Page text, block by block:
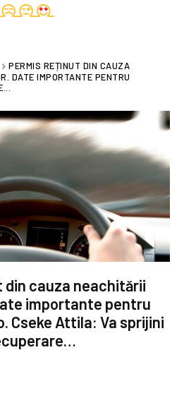
PERMIS REȚINUT DIN CAUZA
DATE IMPORTANTE PENTRU
din cauza neachitării
importante pentru
Cseke Attila: Va sprijini